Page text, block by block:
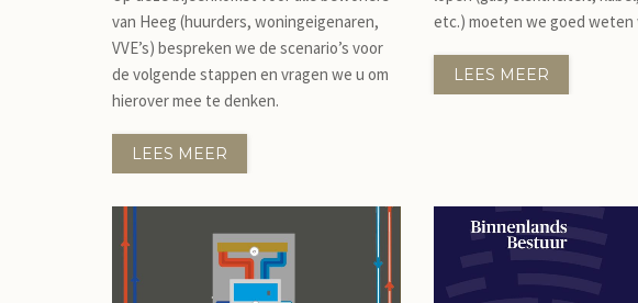
van Heeg (huurders, woningeigenaren,
VVE’s) bespreken we de scenario’s voor
de volgende stappen en vragen we u om
hierover mee te denken.
LEES MEER
etc.) moeten we goed weten
LEES MEER